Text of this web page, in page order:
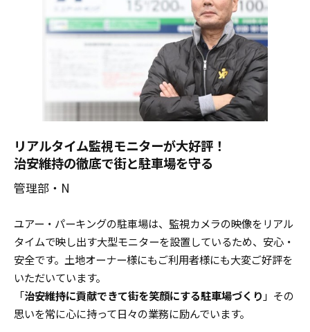
リアルタイム監視モニターが大好評！
治安維持の徹底で街と駐車場を守る
管理部・N
ユアー・パーキングの駐車場は、監視カメラの映像をリアル
タイムで映し出す大型モニターを設置しているため、安心・
安全です。土地オーナー様にもご利用者様にも大変ご好評を
いただいています。
「治安維持に貢献できて街を笑顔にする駐車場づくり 」その
思いを常に心に持って日々の業務に励んでいます。